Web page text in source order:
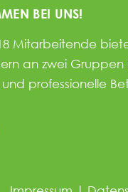
BEI UNS!
Mitarbeitende
an zwei Gruppen
professionelle